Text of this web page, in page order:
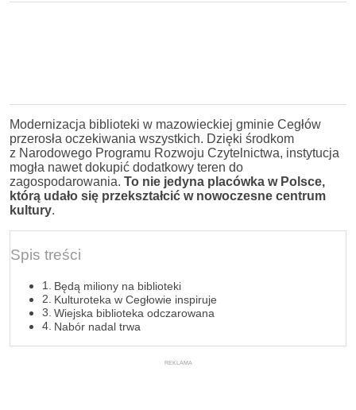
Modernizacja biblioteki w mazowieckiej gminie Cegłów
przerosła oczekiwania wszystkich. Dzięki środkom
z Narodowego Programu Rozwoju Czytelnictwa, instytucja
mogła nawet dokupić dodatkowy teren do
zagospodarowania. To nie jedyna placówka w Polsce,
którą udało się przekształcić w nowoczesne centrum
kultury.
Spis treści
Będą miliony na biblioteki
Kulturoteka w Cegłowie inspiruje
Wiejska biblioteka odczarowana
Nabór nadal trwa
REKLAMA